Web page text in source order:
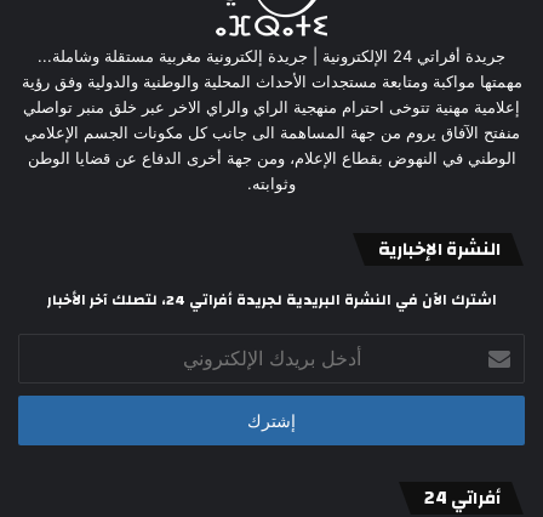
جريدة أفراتي 24 الإلكترونية | جريدة إلكترونية مغربية مستقلة وشاملة...
مهمتها مواكبة ومتابعة مستجدات الأحداث المحلية والوطنية والدولية وفق رؤية
إعلامية مهنية تتوخى احترام منهجية الراي والراي الاخر عبر خلق منبر تواصلي
منفتح الآفاق يروم من جهة المساهمة الى جانب كل مكونات الجسم الإعلامي
الوطني في النهوض بقطاع الإعلام، ومن جهة أخرى الدفاع عن قضايا الوطن
وثوابته.
النشرة الإخبارية
اشترك الآن في النشرة البريدية لجريدة أفراتي 24، لتصلك آخر الأخبار
أدخل
بريدك
الإلكتروني
أفراتي 24